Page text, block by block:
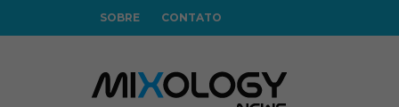
SOBRE CONTATO